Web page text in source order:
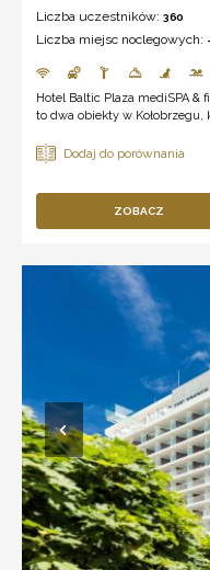
Liczba uczestników: 360
Liczba miejsc noclegowych:
Hotel Baltic Plaza mediSPA &
to dwa obiekty w Kołobrzegu,
ZOBACZ